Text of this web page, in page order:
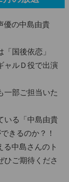
優の中島由貴
国後依恋」
ャルＤ役で出演
一部ご担当いた
いる「中島由貴
きるのか？！
中島さんのト
ひご期待くださ